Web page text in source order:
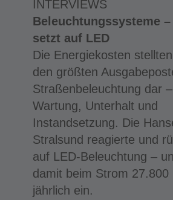
INTERVIEWS
Beleuchtungssysteme
setzt auf LED
Die Energiekosten
den größten
Straßenbeleuchtung dar
Wartung, Unterhalt und
Instandsetzung. Die
Stralsund reagierte und
auf LED-Beleuchtung –
damit beim Strom 27.800
jährlich ein.